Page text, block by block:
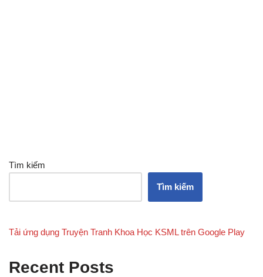
Tìm kiếm
Tìm kiếm
Tải ứng dụng Truyện Tranh Khoa Học KSML trên Google Play
Recent Posts